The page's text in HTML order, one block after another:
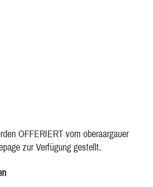
OFFERIERT vom oberaargauer
zur Verfügung gestellt.